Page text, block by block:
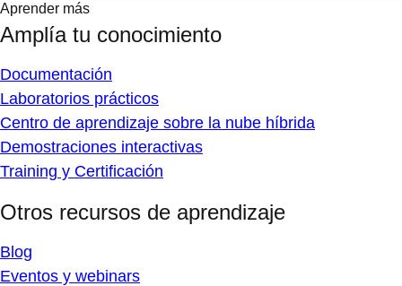
Aprender más
Amplía tu conocimiento
Documentación
Laboratorios prácticos
Centro de aprendizaje sobre la nube híbrida
Demostraciones interactivas
Training y Certificación
Otros recursos de aprendizaje
Blog
Eventos y webinars